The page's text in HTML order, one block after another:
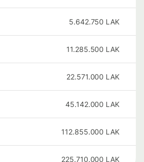
5.642.750 LAK
11.285.500 LAK
22.571.000 LAK
45.142.000 LAK
112.855.000 LAK
225.710.000 LAK